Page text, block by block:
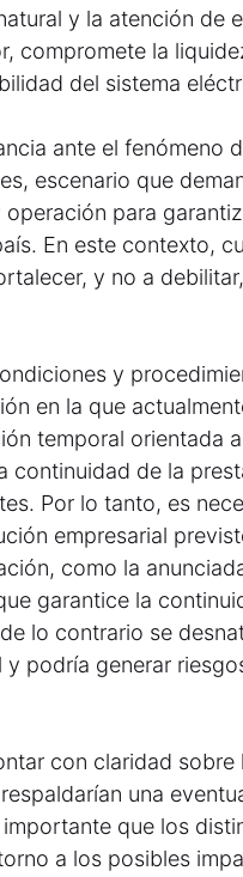
y la atención de
compromete la
del sistema
ante el fenómeno
escenario que
para
En este contexto,
y no a
y
en la que
temporal orientada
continuidad de la
Por lo tanto, es
empresarial
como la
garantice la
lo contrario se
podría generar
con claridad
una
que los
a los posibles